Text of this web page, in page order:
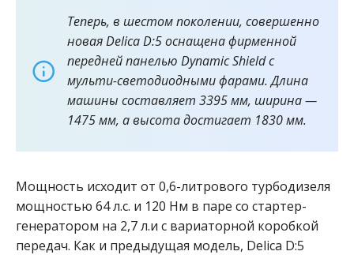
Теперь, в шестом поколении, совершенно
новая Delica D:5 оснащена фирменной
передней панелью Dynamic Shield с
мульти-светодиодными фарами. Длина
машины составляет 3395 мм, ширина —
1475 мм, а высота достигает 1830 мм.
Мощность исходит от 0,6-литрового турбодизеля
мощностью 64 л.с. и 120 Нм в паре со стартер-
генератором на 2,7 л.и с вариаторной коробкой
передач. Как и предыдущая модель, Delica D:5